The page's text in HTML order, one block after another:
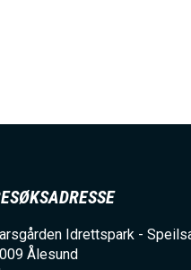
Idrettspark -
Ålesund